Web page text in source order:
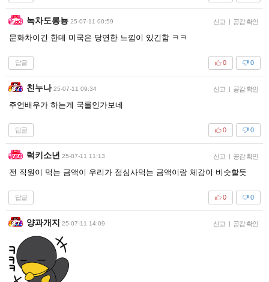
녹차도롱뇽 25-07-11 00:59 신고 | 공감 확인
문화차이긴 한데 미국은 당연한 느낌이 있긴함 ㅋㅋ
답글 0
0
친누나 25-07-11 09:34 신고 | 공감 확인
주연배우가 하는게 국룰인가보네
답글 0
0
럭키소년 25-07-11 11:13 신고 | 공감 확인
전 직원이 먹는 금액이 우리가 점심사먹는 금액이랑 체감이 비슷할듯
답글 0
0
양과개지 25-07-11 14:09 신고 | 공감 확인